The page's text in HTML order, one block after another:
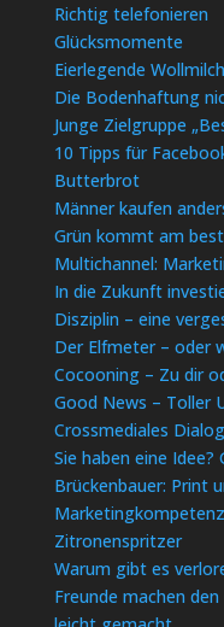
Richtig telefonieren
Glücksmomente
Eierlegende
Die Bodenhaftung
Junge Zielgruppe
10 Tipps für
Butterbrot
Männer kaufen
Grün kommt am
Multichannel:
In die Zukunft
Disziplin – eine
Der Elfmeter – oder
Cocooning – Zu dir
Good News – Toller
Crossmediales
Sie haben eine Idee?
Brückenbauer: Print
Zitronenspritzer
Warum gibt es
Freunde machen